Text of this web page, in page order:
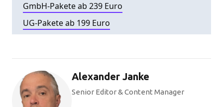
GmbH-Pakete ab 239 Euro
UG-Pakete ab 199 Euro
Alexander Janke
Senior Editor & Content Manager